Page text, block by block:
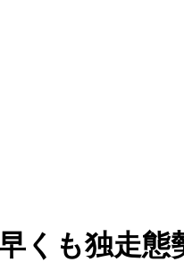
くも独走